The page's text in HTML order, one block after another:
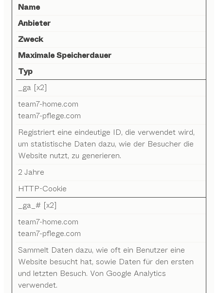
Name
Anbieter
Zweck
Maximale Speicherdauer
Typ
_ga [x2]
team7-home.com
team7-pflege.com
Registriert eine eindeutige ID, die verwendet wird,
um statistische Daten dazu, wie der Besucher die
Website nutzt, zu generieren.
2 Jahre
HTTP-Cookie
_ga_# [x2]
team7-home.com
team7-pflege.com
Sammelt Daten dazu, wie oft ein Benutzer eine
Website besucht hat, sowie Daten für den ersten
und letzten Besuch. Von Google Analytics
verwendet.